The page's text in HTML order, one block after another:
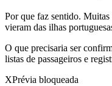
Por que faz sentido. Muitas
vieram das ilhas
O que precisaria ser
listas de passageiros e
XPrévia bloqueada